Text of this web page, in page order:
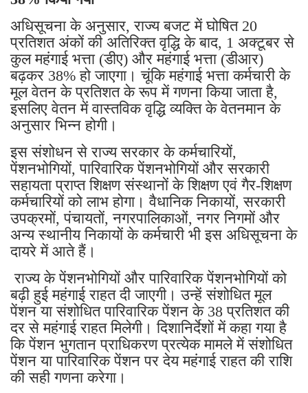
अधिसूचना के अनुसार, राज्य बजट में घोषित 20
प्रतिशत अंकों की अतिरिक्त वृद्धि के बाद, 1 अक्टूबर से
कुल महंगाई भत्ता (डीए) और महंगाई भत्ता (डीआर)
बढ़कर 38% हो जाएगा। चूंकि महंगाई भत्ता कर्मचारी के
मूल वेतन के प्रतिशत के रूप में गणना किया जाता है,
इसलिए वेतन में वास्तविक वृद्धि व्यक्ति के वेतनमान के
अनुसार भिन्न होगी।
इस संशोधन से राज्य सरकार के कर्मचारियों,
पेंशनभोगियों, पारिवारिक पेंशनभोगियों और सरकारी
सहायता प्राप्त शिक्षण संस्थानों के शिक्षण एवं गैर-शिक्षण
कर्मचारियों को लाभ होगा। वैधानिक निकायों, सरकारी
उपक्रमों, पंचायतों, नगरपालिकाओं, नगर निगमों और
अन्य स्थानीय निकायों के कर्मचारी भी इस अधिसूचना के
दायरे में आते हैं।
राज्य के पेंशनभोगियों और पारिवारिक पेंशनभोगियों को
बढ़ी हुई महंगाई राहत दी जाएगी। उन्हें संशोधित मूल
पेंशन या संशोधित पारिवारिक पेंशन के 38 प्रतिशत की
दर से महंगाई राहत मिलेगी। दिशानिर्देशों में कहा गया है
कि पेंशन भुगतान प्राधिकरण प्रत्येक मामले में संशोधित
पेंशन या पारिवारिक पेंशन पर देय महंगाई राहत की राशि
की सही गणना करेगा।